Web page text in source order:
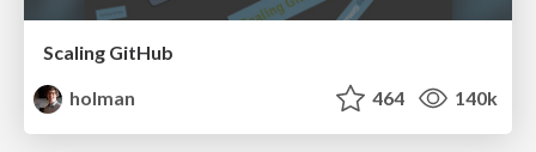
Scaling GitHub
holman
464 140k